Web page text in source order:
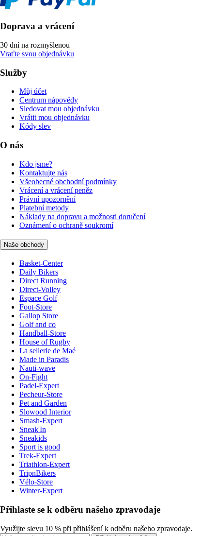
Doprava a vrácení
30 dní na rozmyšlenou
Vraťte svou objednávku
Služby
Můj účet
Centrum nápovědy
Sledovat mou objednávku
Vrátit mou objednávku
Kódy slev
O nás
Kdo jsme?
Kontaktujte nás
Všeobecné obchodní podmínky
Vrácení a vrácení peněz
Právní upozornění
Platební metody
Náklady na dopravu a možnosti doručení
Oznámení o ochraně soukromí
Naše obchody
Basket-Center
Daily Bikers
Direct Running
Direct-Volley
Espace Golf
Foot-Store
Gallop Store
Golf and co
Handball-Store
House of Rugby
La sellerie de Maé
Made in Paradis
Nauti-wave
On-Fight
Padel-Expert
Pecheur-Store
Pet and Garden
Slowood Interior
Smash-Expert
Sneak'In
Sneakids
Sport is good
Trek-Expert
Triathlon-Expert
TripnBikers
Vélo-Store
Winter-Expert
Přihlaste se k odběru našeho zpravodaje
Využijte slevu 10 % při přihlášení k odběru našeho zpravodaje.